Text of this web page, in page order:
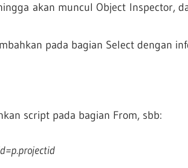
akan muncul Object Inspector,
pada bagian Select dengan
script pada bagian From, sbb: